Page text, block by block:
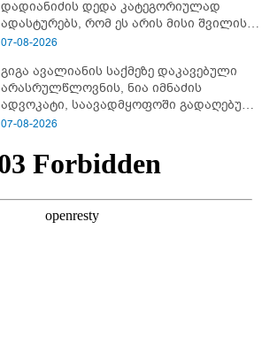
დადიანიძის დედა კა­ტე­გო­რი­უ­ლად
ადას­ტუ­რებს, რომ ეს არის მისი შვი­ლის
ხმა
07-08-2026
გიგა ავალიანის საქმეზე დაკავებული
არასრულწლოვნის, ნია იმნაძის
ადვოკატი, საავადმყოფოში გადაღებულ
კადრებს ავრცელებს
07-08-2026